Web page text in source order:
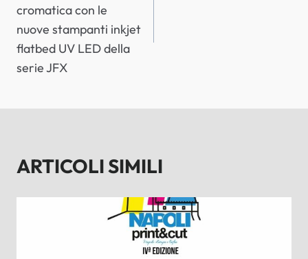
cromatica con le
nuove stampanti inkjet
flatbed UV LED della
serie JFX
ARTICOLI SIMILI